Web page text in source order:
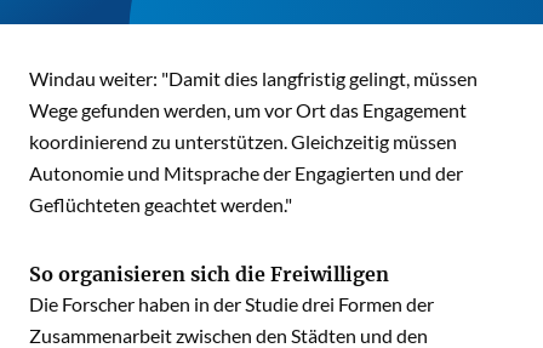
Windau weiter: "Damit dies langfristig gelingt, müssen
Wege gefunden werden, um vor Ort das Engagement
koordinierend zu unterstützen. Gleichzeitig müssen
Autonomie und Mitsprache der Engagierten und der
Geflüchteten geachtet werden."
So organisieren sich die Freiwilligen
Die Forscher haben in der Studie drei Formen der
Zusammenarbeit zwischen den Städten und den